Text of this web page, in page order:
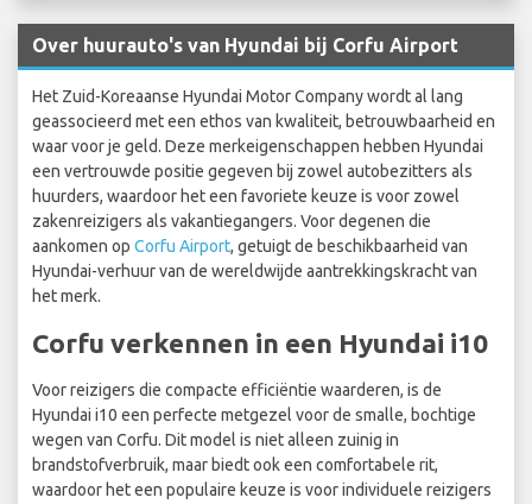
Over huurauto's van Hyundai bij Corfu Airport
Het Zuid-Koreaanse Hyundai Motor Company wordt al lang
geassocieerd met een ethos van kwaliteit, betrouwbaarheid en
waar voor je geld. Deze merkeigenschappen hebben Hyundai
een vertrouwde positie gegeven bij zowel autobezitters als
huurders, waardoor het een favoriete keuze is voor zowel
zakenreizigers als vakantiegangers. Voor degenen die
aankomen op Corfu Airport, getuigt de beschikbaarheid van
Hyundai-verhuur van de wereldwijde aantrekkingskracht van
het merk.
Corfu verkennen in een Hyundai i10
Voor reizigers die compacte efficiëntie waarderen, is de
Hyundai i10 een perfecte metgezel voor de smalle, bochtige
wegen van Corfu. Dit model is niet alleen zuinig in
brandstofverbruik, maar biedt ook een comfortabele rit,
waardoor het een populaire keuze is voor individuele reizigers